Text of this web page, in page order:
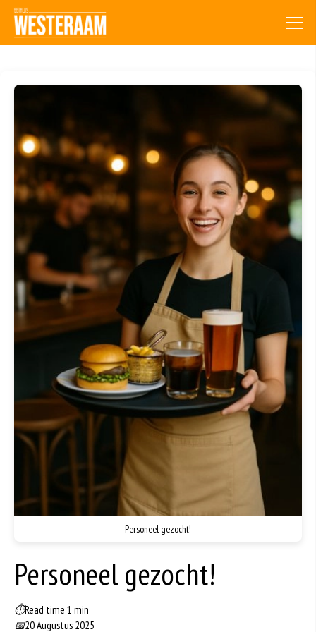
Personeel gezocht!
Personeel gezocht!
⏱Read time 1 min
📅20 Augustus 2025